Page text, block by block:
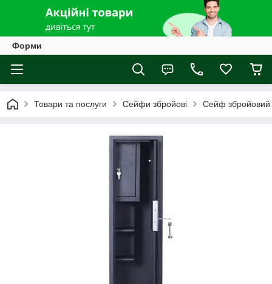
Форми
Товари та послуги Сейфи збройові Сейф збройовий